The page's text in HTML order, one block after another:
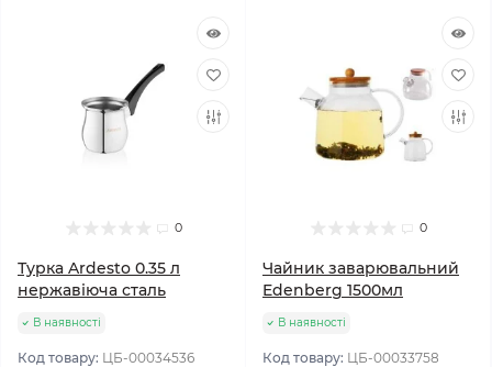
0
Турка Ardesto 0.35 л
нержавіюча сталь
В наявності
Код товару: ЦБ-00034536
0
Чайник заварювальний
Edenberg 1500мл
В наявності
Код товару: ЦБ-00033758